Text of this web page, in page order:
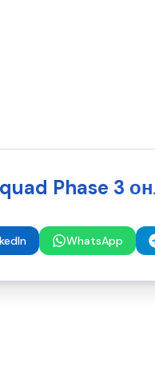
Phase 3
WhatsApp